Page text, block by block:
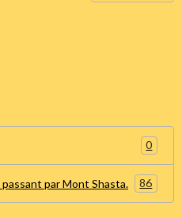
0
par Mont Shasta. 86